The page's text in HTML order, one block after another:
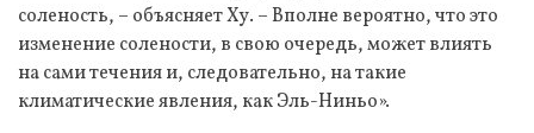
соленость, – объясняет Ху. – Вполне вероятно, что это
изменение солености, в свою очередь, может влиять
на сами течения и, следовательно, на такие
климатические явления, как Эль-Ниньо».